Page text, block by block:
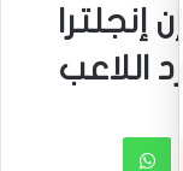
إنجلترا
اللاعب
واتساب